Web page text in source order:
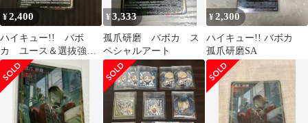
¥2,400
ハイキュー!! バボ
カ ユース＆選抜強化
合宿 孤爪研磨 SA
¥3,333
孤爪研磨 バボカ ス
ペシャルアート
¥2,300
ハイキュー!! バボカ
孤爪研磨SA